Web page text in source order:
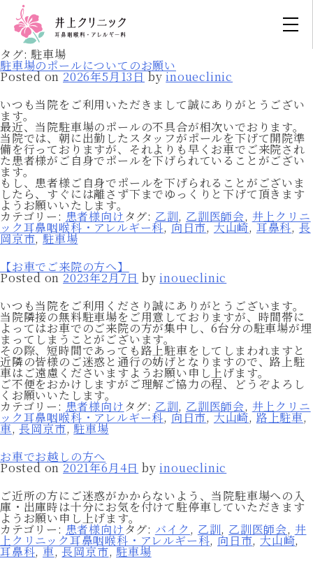
タグ:駐車場
駐車場のポールについてのお願い
Posted on2026年5月13日byinoueclinic
いつも当院をご利用いただきまして誠にありがとうござい
ます。
最近、当院駐車場のポールの不具合が相次いでおります。
当院では、朝に出勤したスタッフがポールを下げて開院準
備を行っておりますが、それよりも早くお車でご来院され
た患者様がご自身でポールを下げられていることがござい
ます。
もし、患者様ご自身でポールを下げられることがございま
したら、すぐには離さず下までゆっくりと下げて頂きます
ようお願いいたします。
カテゴリー: 患者様向けタグ: 乙訓, 乙訓医師会, 井上クリニ
ック耳鼻咽喉科・アレルギー科,向日市,大山崎,耳鼻科,長
岡京市,駐車場
【お車でご来院の方へ】
Posted on2023年2月7日 byinoueclinic
いつも当院をご利用くださり誠にありがとうございます。
当院隣接の無料駐車場をご用意しておりますが、時間帯に
よってはお車でのご来院の方が集中し、6台分の駐車場が埋
まってしまうことがございます。
その際、短時間であっても路上駐車をしてしまわれますと
近隣の皆様のご迷惑と通行の妨げとなりますので、路上駐
車はご遠慮くださいますようお願い申し上げます。
ご不便をおかけしますがご理解ご協力の程、どうぞよろし
くお願いいたします。
カテゴリー: 患者様向けタグ: 乙訓, 乙訓医師会, 井上クリニ
ック耳鼻咽喉科・アレルギー科,向日市,大山崎,路上駐車,
車,長岡京市,駐車場
お車でお越しの方へ
Posted on2021年6月4日 byinoueclinic
ご近所の方にご迷惑がかからないよう、当院駐車場への入
庫・出庫時は十分にお気を付けて駐停車していただきます
ようお願い申し上げます。
カテゴリー: 患者様向けタグ: バイク , 乙訓, 乙訓医師会, 井
上クリニック耳鼻咽喉科・アレルギー科,向日市,大山崎,
耳鼻科,車,長岡京市,駐車場